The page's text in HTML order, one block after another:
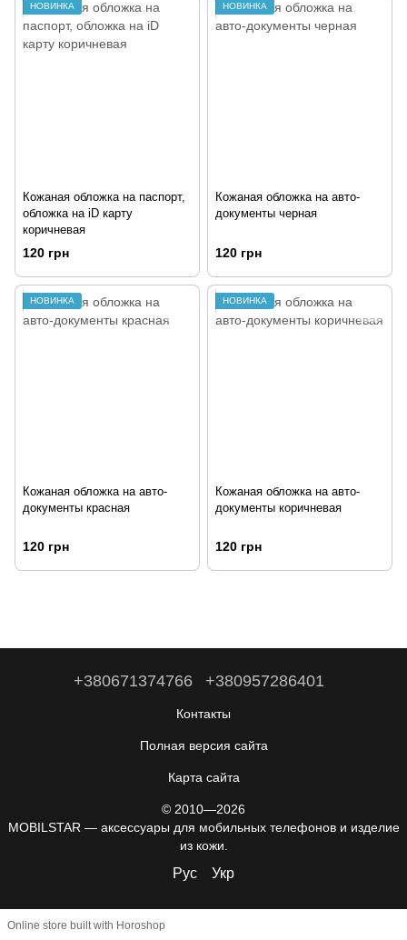
НОВИНКА
Кожаная обложка на паспорт,
обложка на iD карту
коричневая
120 грн
НОВИНКА
Кожаная обложка на авто-
документы черная
120 грн
НОВИНКА
Кожаная обложка на авто-
документы красная
120 грн
НОВИНКА
Кожаная обложка на авто-
документы коричневая
120 грн
+380671374766 +380957286401
Контакты
Полная версия сайта
Карта сайта
© 2010—2026
MOBILSTAR — аксессуары для мобильных телефонов и изделие
из кожи.
Рус Укр
Online store built with Horoshop